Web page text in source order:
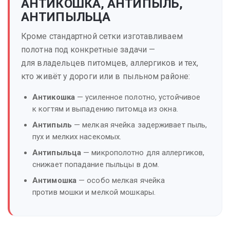
АНТИКОШКА, АНТИПЫЛЬ,
АНТИПЫЛЬЦА
Кроме стандартной сетки изготавливаем
полотна под конкретные задачи —
для владельцев питомцев, аллергиков и тех,
кто живёт у дороги или в пыльном районе:
Антикошка— усиленное полотно, устойчивое
к когтям и выпадению питомца из окна.
Антипыль — мелкая ячейка задерживает пыль,
пух и мелких насекомых.
Антипыльца — микрополотно для аллергиков,
снижает попадание пыльцы в дом.
Антимошка— особо мелкая ячейка
против мошки и мелкой мошкары.